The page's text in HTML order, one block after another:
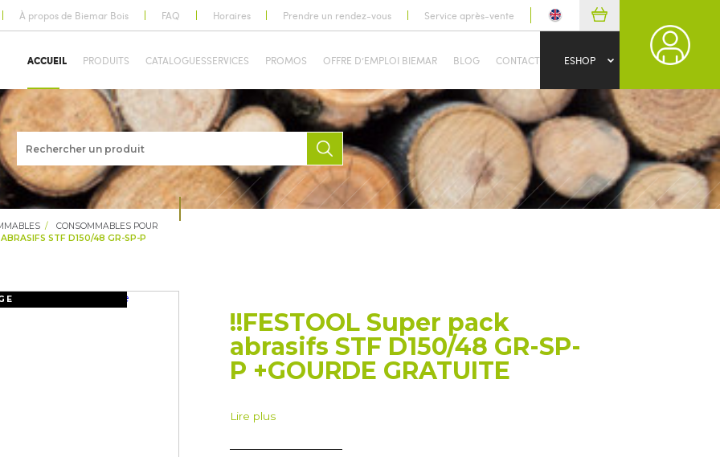
À propos de Biemar Bois FAQ Horaires Prendre un rendez-vous Service après-vente
ACCUEIL PRODUITS CATALOGUESSERVICES PROMOS OFFRE D’EMPLOI BIEMAR BLOG CONTACT ESHOP
CONSOMMABLES POUR
STF D150/48 GR-SP-P
!!FESTOOL Super pack
abrasifs STF D150/48 GR-SP-
P +GOURDE GRATUITE
Lire plus